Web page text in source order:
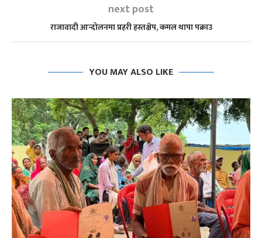
next post
राजावादी आन्दोलनमा प्रहरी हस्तक्षेप, कमल थापा पक्राउ
YOU MAY ALSO LIKE